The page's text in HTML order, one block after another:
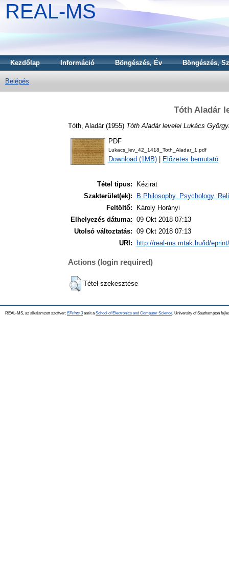
REAL-MS
Kezdőlap Információ Böngészés, Év Böngészés,
Belépés
Tóth Aladár
Tóth, Aladár(1955) Tóth Aladár levelei Lukács
PDF
Lukacs_lev_42_1418_Toth_Aladar_1.pdf
Download (1MB) Előzetes bemutató
Tétel típus:
Kézirat
Szakterület(ek):
B Philosophy. Psychology.
Feltöltő:
Károly Horányi
Elhelyezés dátuma: 09 Okt 2018 07:13
Utolsó változtatás: 09 Okt 2018 07:13
URI:
http://real-ms.mtak.hu/id/
Actions (login required)
Tétel szekesztése
REAL-MS, az alkalamzott szoftver: EPrints 3amit a School of Electronics and Computer Science , University of Southampton